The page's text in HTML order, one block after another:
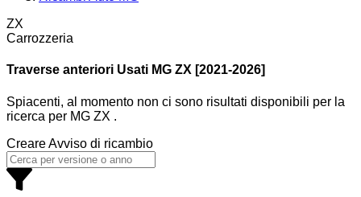
ZX
Carrozzeria
Traverse anteriori Usati MG ZX [2021-2026]
Spiacenti, al momento non ci sono risultati disponibili per la
ricerca per MG ZX .
Creare Avviso di ricambio